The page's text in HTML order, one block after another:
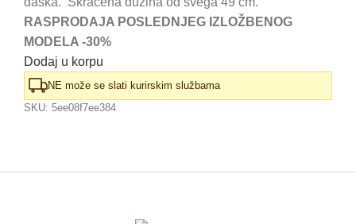
RASPRODAJA POSLEDNJEG IZLOŽBENOG
MODELA -30%
Dodaj u korpu
NE može se slati kurirskim službama
SKU: 5ee08f7ee384